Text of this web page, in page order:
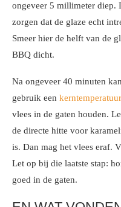
ongeveer 5 millimeter diep.
zorgen dat de glaze echt
Smeer hier de helft van de
BBQ dicht.
Na ongeveer 40 minuten
gebruik een
vlees in de gaten houden.
de directe hitte voor
is. Dan mag het vlees eraf.
Let op bij die laatste stap:
goed in de gaten.